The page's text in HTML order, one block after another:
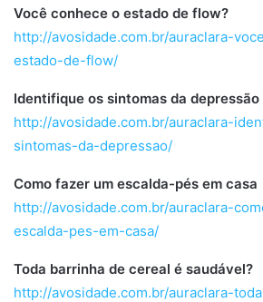
Você conhece o estado de flow?
http://avosidade.com.br/auraclara-
estado-de-flow/
Identifique os sintomas da depressão
http://avosidade.com.br/auraclara-
sintomas-da-depressao/
Como fazer um escalda-pés em casa
http://avosidade.com.br/auraclara-
escalda-pes-em-casa/
Toda barrinha de cereal é saudável?
http://avosidade.com.br/auraclara-